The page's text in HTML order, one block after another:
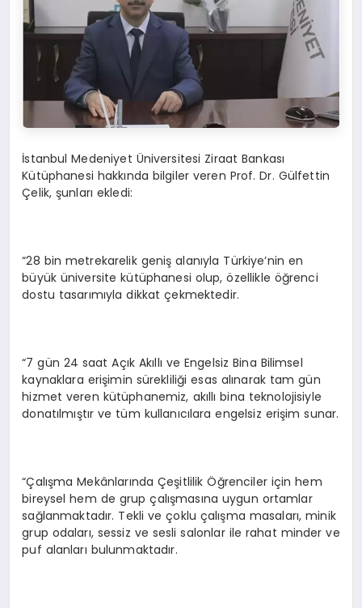
İstanbul Medeniyet Üniversitesi Ziraat Bankası
Kütüphanesi hakkında bilgiler veren Prof. Dr. Gülfettin
Çelik, şunları ekledi:
“28 bin metrekarelik geniş alanıyla Türkiye’nin en
büyük üniversite kütüphanesi olup, özellikle öğrenci
dostu tasarımıyla dikkat çekmektedir.
“7 gün 24 saat Açık Akıllı ve Engelsiz Bina Bilimsel
kaynaklara erişimin sürekliliği esas alınarak tam gün
hizmet veren kütüphanemiz, akıllı bina teknolojisiyle
donatılmıştır ve tüm kullanıcılara engelsiz erişim sunar.
“Çalışma Mekânlarında Çeşitlilik Öğrenciler için hem
bireysel hem de grup çalışmasına uygun ortamlar
sağlanmaktadır. Tekli ve çoklu çalışma masaları, minik
grup odaları, sessiz ve sesli salonlar ile rahat minder ve
puf alanları bulunmaktadır.